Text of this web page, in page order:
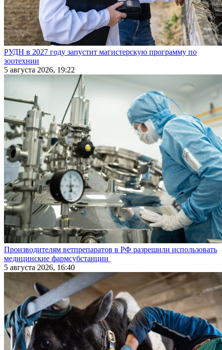
РУДН в 2027 году запустит магистерскую программу по
зоотехнии
5 августа 2026, 19:22
Производителям ветпрепаратов в РФ разрешили использовать
медицинские фармсубстанции
5 августа 2026, 16:40